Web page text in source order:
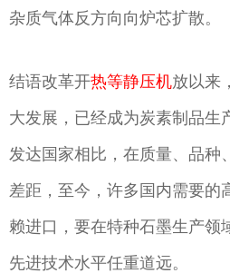
杂质气体反方向向炉芯扩散。
结语改革开热等静压机放以来
大发展，已经成为炭素制品生
发达国家相比，在质量、品种
差距，至今，许多国内需要的
赖进口，要在特种石墨生产领
先进技术水平任重道远。